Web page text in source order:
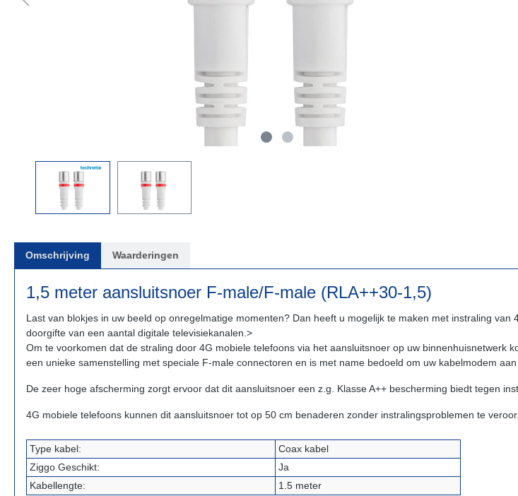
Omschrijving Waarderingen
1,5 meter aansluitsnoer F-male/F-male (RLA++30-1,5)
Last van blokjes in uw beeld op onregelmatige momenten? Dan heeft u mogelijk te maken met instraling
doorgifte van een aantal digitale televisiekanalen.>
Om te voorkomen dat de straling door 4G mobiele telefoons via het aansluitsnoer op uw binnenhuisnetwerk
een unieke samenstelling met speciale F-male connectoren en is met name bedoeld om uw kabelmodem aan
De zeer hoge afscherming zorgt ervoor dat dit aansluitsnoer een z.g. Klasse A++ bescherming biedt tegen
4G mobiele telefoons kunnen dit aansluitsnoer tot op 50 cm benaderen zonder instralingsproblemen te
Type kabel:
Coax kabel
Ziggo Geschikt:
Ja
Kabellengte:
1.5 meter